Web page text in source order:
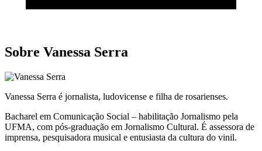
Sobre Vanessa Serra
Vanessa Serra é jornalista, ludovicense e filha de rosarienses.
Bacharel em Comunicação Social – habilitação Jornalismo pela
UFMA, com pós-graduação em Jornalismo Cultural. É assessora de
imprensa, pesquisadora musical e entusiasta da cultura do vinil.